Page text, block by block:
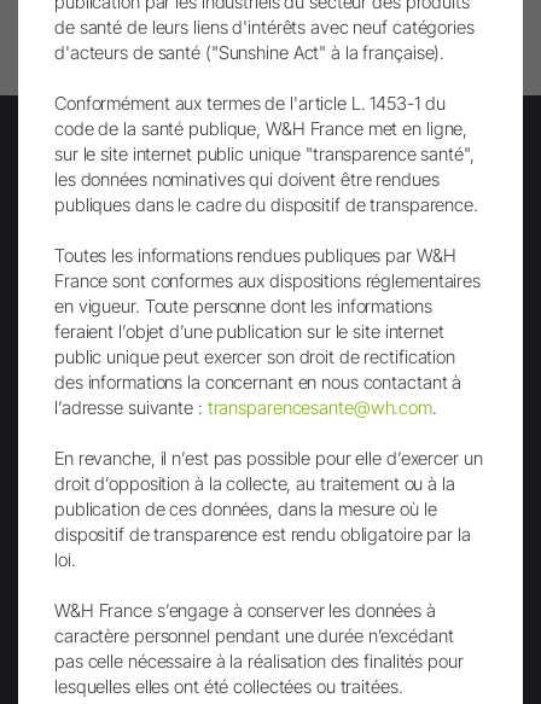
Imprimer page
Lettre d'info
Facebook LinkedIn
de santé de leurs liens d'intérêts avec neuf catégories
d'acteurs de santé ("Sunshine Act" à la française).
Conformément aux termes de l'article L. 1453-1 du
code de la santé publique, W&H France met en ligne,
sur le site internet public unique "transparence santé",
les données nominatives qui doivent être rendues
publiques dans le cadre du dispositif de transparence.
Toutes les informations rendues publiques par W&H
France sont conformes aux dispositions réglementaires
en vigueur. Toute personne dont les informations
feraient l’objet d’une publication sur le site internet
public unique peut exercer son droit de rectification
des informations la concernant en nous contactant à
l’adresse suivante : transparencesante@wh.com.
En revanche, il n’est pas possible pour elle d’exercer un
droit d’opposition à la collecte, au traitement ou à la
publication de ces données, dans la mesure où le
dispositif de transparence est rendu obligatoire par la
loi.
W&H France s’engage à conserver les données à
caractère personnel pendant une durée n’excédant
pas celle nécessaire à la réalisation des finalités pour
lesquelles elles ont été collectées ou traitées.